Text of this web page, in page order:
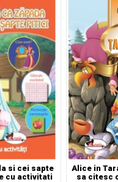
si cei sapte
cu activitati
Alice in
sa citesc